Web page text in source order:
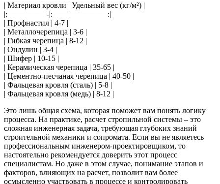
| Материал кровли | Удельный вес (кг/м²) |
|:—————-|:———————:|
| Профнастил | 4-7 |
| Металлочерепица | 3-6 |
| Гибкая черепица | 8-12 |
| Ондулин | 3-4 |
| Шифер | 10-15 |
| Керамическая черепица | 35-65 |
| Цементно-песчаная черепица | 40-50 |
| Фальцевая кровля (сталь) | 5-8 |
| Фальцевая кровля (медь) | 8-12 |
Это лишь общая схема, которая поможет вам понять логику
процесса. На практике, расчет стропильной системы – это
сложная инженерная задача, требующая глубоких знаний
строительной механики и сопромата. Если вы не являетесь
профессиональным инженером-проектировщиком, то
настоятельно рекомендуется доверить этот процесс
специалистам. Но даже в этом случае, понимание этапов и
факторов, влияющих на расчет, позволит вам более
осмысленно участвовать в процессе и контролировать